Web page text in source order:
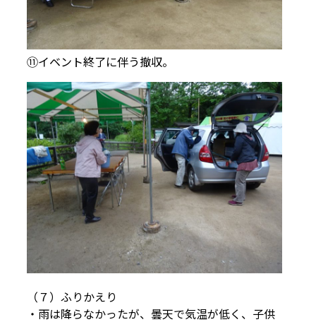
⑪イベント終了に伴う撤収。
（７）ふりかえり
・雨は降らなかったが、曇天で気温が低く、子供